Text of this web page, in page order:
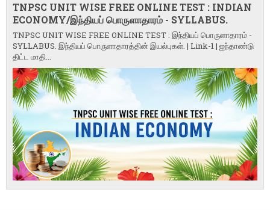
TNPSC UNIT WISE FREE ONLINE TEST : INDIAN
ECONOMY/இந்தியப் பொருளாதாரம் - SYLLABUS.
TNPSC UNIT WISE FREE ONLINE TEST : இந்தியப் பொருளாதாரம் -
SYLLABUS. இந்தியப் பொருளாதாரத்தின் இயல்புகள். | Link-1 | ஐந்தாண்டு
திட்ட மாதி...